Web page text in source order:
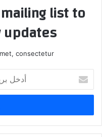
list to
consectetur.
بريدك
الإلكتروني